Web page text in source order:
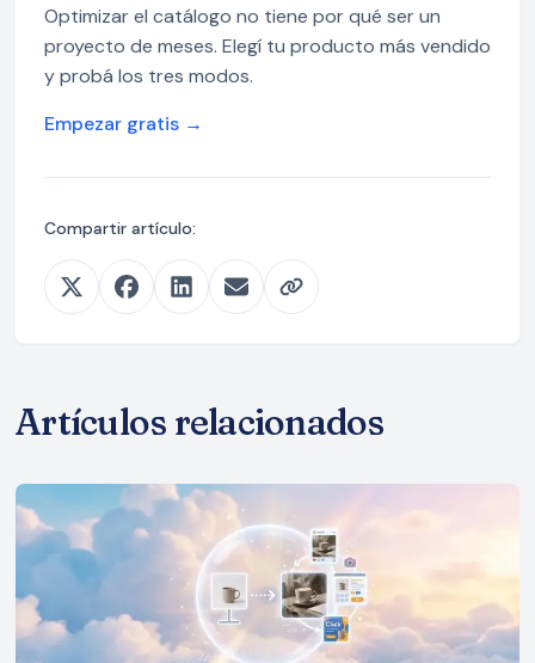
Optimizar el catálogo no tiene por qué ser un
proyecto de meses. Elegí tu producto más vendido
y probá los tres modos.
Empezar gratis →
Compartir artículo:
Artículos relacionados